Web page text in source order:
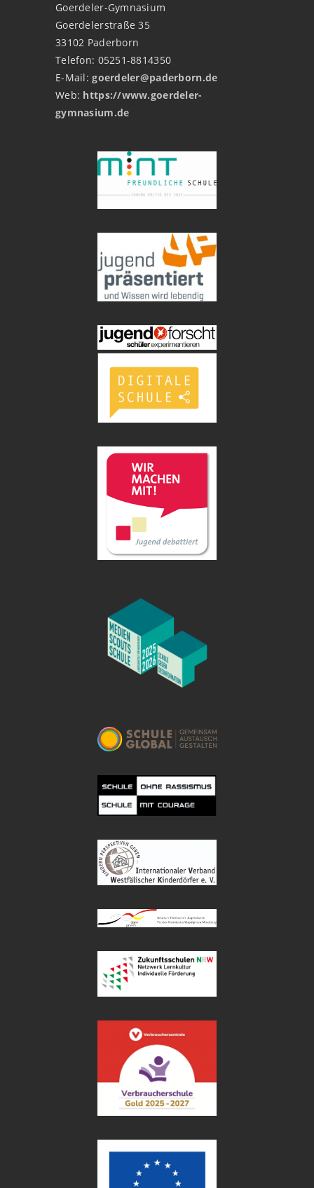
Goerdeler-Gymnasium
Goerdelerstraße 35
33102 Paderborn
Telefon: 05251-8814350
E-Mail:goerdeler@paderborn.de
Web: https://www.goerdeler-
gymnasium.de